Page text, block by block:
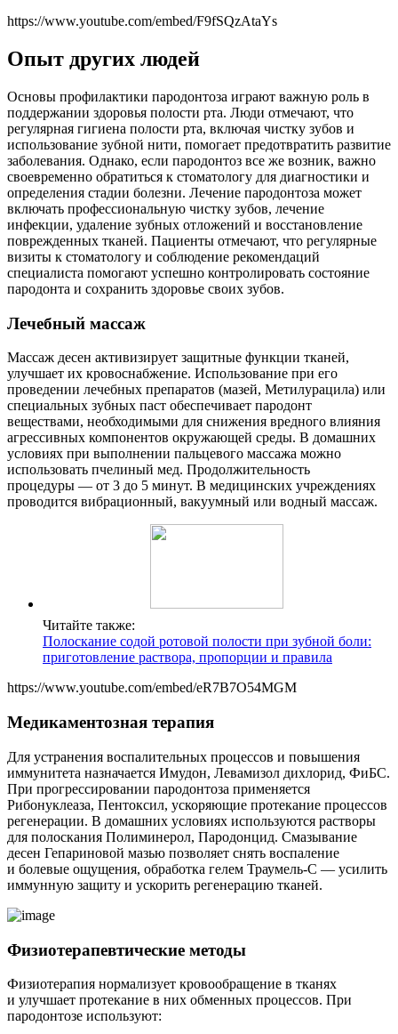
https://www.youtube.com/embed/F9fSQzAtaYs
Опыт других людей
Основы профилактики пародонтоза играют важную роль в
поддержании здоровья полости рта. Люди отмечают, что
регулярная гигиена полости рта, включая чистку зубов и
использование зубной нити, помогает предотвратить развитие
заболевания. Однако, если пародонтоз все же возник, важно
своевременно обратиться к стоматологу для диагностики и
определения стадии болезни. Лечение пародонтоза может
включать профессиональную чистку зубов, лечение
инфекции, удаление зубных отложений и восстановление
поврежденных тканей. Пациенты отмечают, что регулярные
визиты к стоматологу и соблюдение рекомендаций
специалиста помогают успешно контролировать состояние
пародонта и сохранить здоровье своих зубов.
Лечебный массаж
Массаж десен активизирует защитные функции тканей,
улучшает их кровоснабжение. Использование при его
проведении лечебных препаратов (мазей, Метилурацила) или
специальных зубных паст обеспечивает пародонт
веществами, необходимыми для снижения вредного влияния
агрессивных компонентов окружающей среды. В домашних
условиях при выполнении пальцевого массажа можно
использовать пчелиный мед. Продолжительность
процедуры — от 3 до 5 минут. В медицинских учреждениях
проводится вибрационный, вакуумный или водный массаж.
Читайте также:
Полоскание содой ротовой полости при зубной боли:
приготовление раствора, пропорции и правила
https://www.youtube.com/embed/eR7B7O54MGM
Медикаментозная терапия
Для устранения воспалительных процессов и повышения
иммунитета назначается Имудон, Левамизол дихлорид, ФиБС.
При прогрессировании пародонтоза применяется
Рибонуклеаза, Пентоксил, ускоряющие протекание процессов
регенерации. В домашних условиях используются растворы
для полоскания Полиминерол, Пародонцид. Смазывание
десен Гепариновой мазью позволяет снять воспаление
и болевые ощущения, обработка гелем Траумель-С — усилить
иммунную защиту и ускорить регенерацию тканей.
Физиотерапевтические методы
Физиотерапия нормализует кровообращение в тканях
и улучшает протекание в них обменных процессов. При
пародонтозе используют: